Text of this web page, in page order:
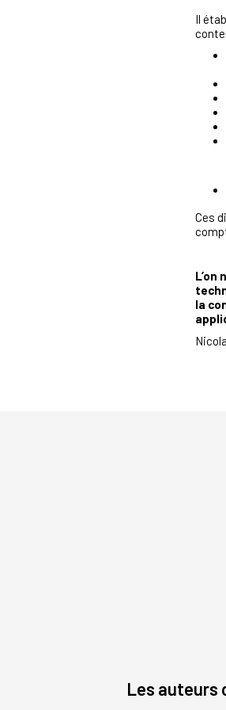
Il
Ces
la
Les auteurs